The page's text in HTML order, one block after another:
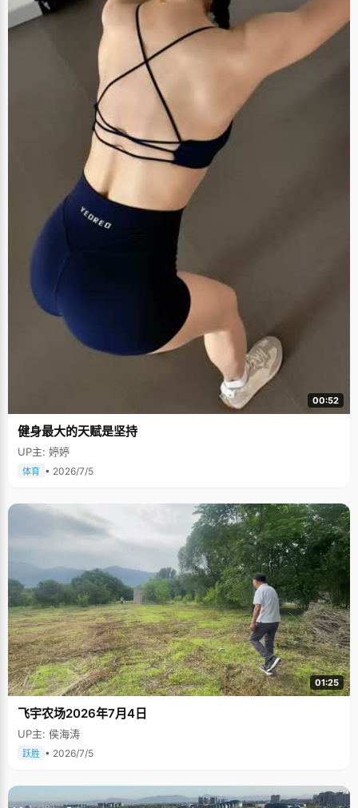
00:52
健身最大的天赋是坚持
UP主: 婷婷
体育 • 2026/7/5
01:25
飞宇农场2026年7月4日
UP主: 侯海涛
跃胜 • 2026/7/5